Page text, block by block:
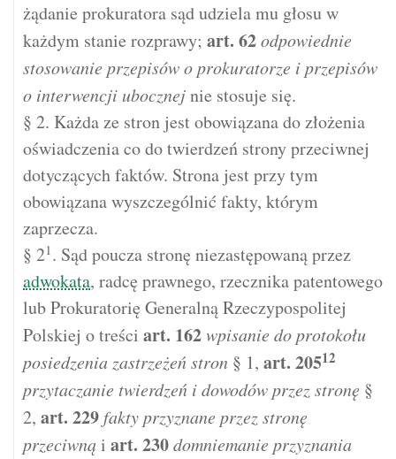
żądanie prokuratora sąd udziela mu głosu w
każdym stanie rozprawy; art. 62odpowiednie
stosowanie przepisów o prokuratorze i przepisów
o interwencji ubocznejnie stosuje się.
§ 2. Każda ze stron jest obowiązana do złożenia
oświadczenia co do twierdzeń strony przeciwnej
dotyczących faktów. Strona jest przy tym
obowiązana wyszczególnić fakty, którym
zaprzecza.
§ 21 . Sąd poucza stronę niezastępowaną przez
adwokata, radcę prawnego, rzecznika patentowego
lub Prokuratorię Generalną Rzeczypospolitej
Polskiej o treści art. 162wpisanie do protokołu
posiedzenia zastrzeżeń stron § 1, art. 20512
przytaczanie twierdzeń i dowodów przez stronę §
2, art. 229 fakty przyznane przez stronę
przeciwnąi art. 230domniemanie przyznania